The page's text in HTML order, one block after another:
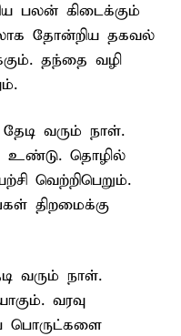
பலன் கிடைக்கும்
தோன்றிய தகவல்
தந்தை வழி
வரும் நாள்.
உண்டு. தொழில்
வெற்றிபெறும்.
திறமைக்கு
வரும் நாள்.
வரவு
பொருட்களை